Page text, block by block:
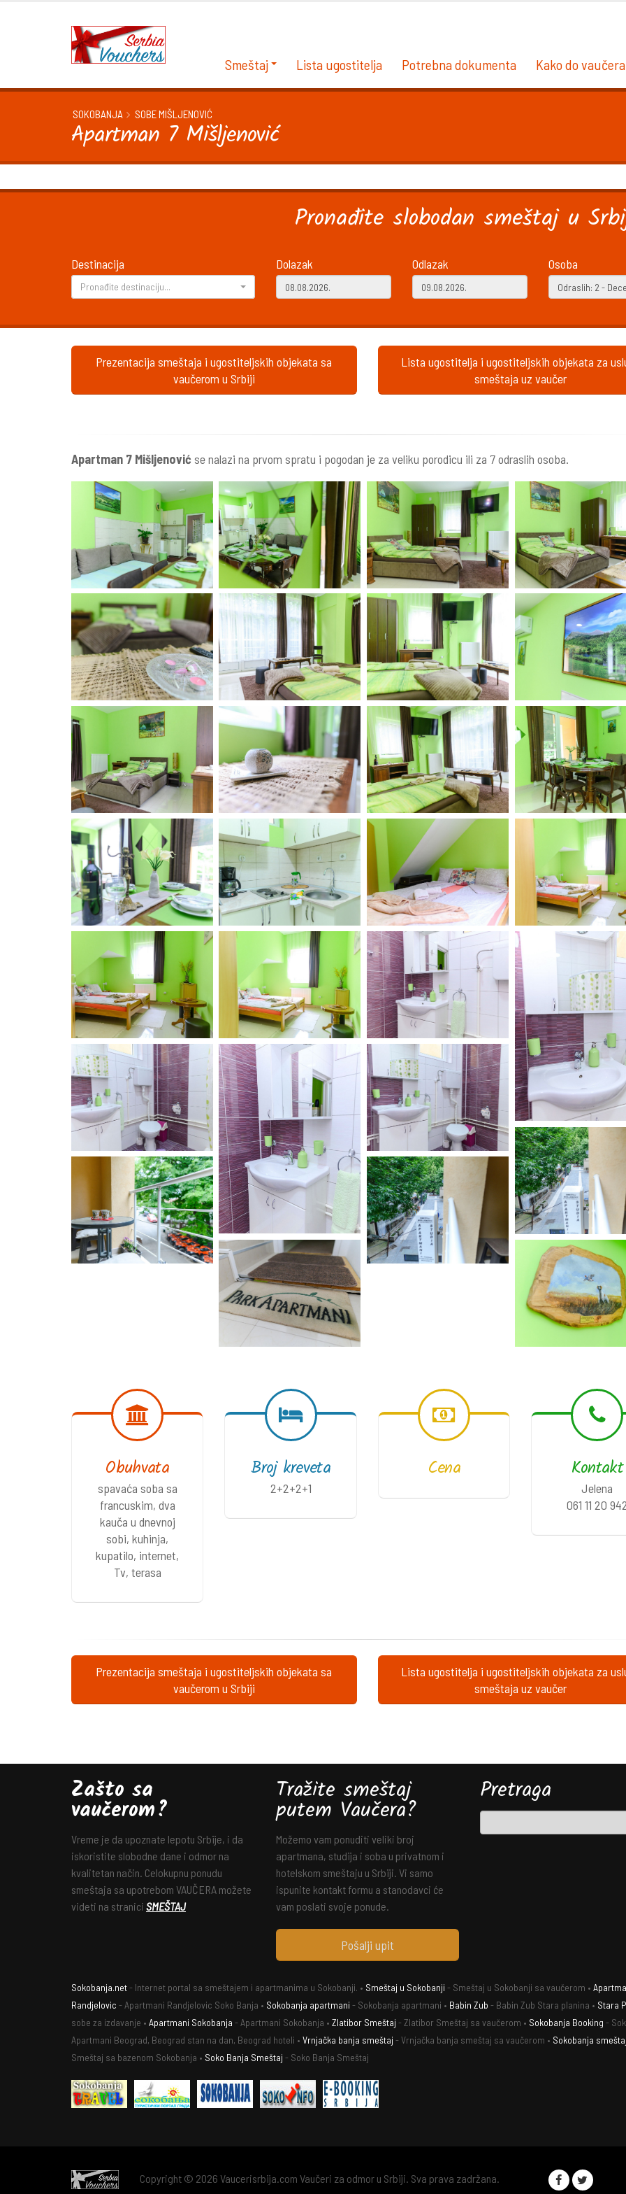
Smeštaj Lista ugostitelja Potrebna dokumenta Kako do vaučera
SOKOBANJA SOBE MIŠLJENOVIĆ
Apartman 7 Mišljenović
Pronađite slobodan smeštaj u
Destinacija
Pronađite destinaciju...
Dolazak Odlazak Osoba
Prezentacija smeštaja i ugostiteljskih objekata sa
vaučerom u Srbiji
Lista ugostitelja i ugostiteljskih objekata za
smeštaja uz vaučer
Apartman 7 Mišljenovićse nalazi na prvom spratu i pogodan je za veliku porodicu ili za 7 odraslih osoba.
Obuhvata
spavaća soba sa
francuskim, dva
kauča u dnevnoj
sobi, kuhinja,
kupatilo, internet,
Tv, terasa
Broj kreveta
2+2+2+1
Cena Kontakt
Jelena
061 11 20
Prezentacija smeštaja i ugostiteljskih objekata sa
vaučerom u Srbiji
Lista ugostitelja i ugostiteljskih objekata za
smeštaja uz vaučer
Zašto sa
vaučerom?
Vreme je da upoznate lepotu Srbije, i da
iskoristite slobodne dane i odmor na
kvalitetan način. Celokupnu ponudu
smeštaja sa upotrebom VAUČERA možete
videti na stranici SMEŠTAJ
Tražite smeštaj
putem Vaučera?
Možemo vam ponuditi veliki broj
apartmana, studija i soba u privatnom i
hotelskom smeštaju u Srbiji. Vi samo
ispunite kontakt formu a stanodavci će
vam poslati svoje ponude.
Pošalji upit
Pretraga
Sokobanja.net- Internet portal sa smeštajem i apartmanima u Sokobanji. • Smeštaj u Sokobanji - Smeštaj u Sokobanji sa vaučerom •
Randjelovic - Apartmani Randjelovic Soko Banja • Sokobanja apartmani - Sokobanja apartmani • Babin Zub - Babin Zub Stara planina • Stara
sobe za izdavanje • Apartmani Sokobanja - Apartmani Sokobanja • Zlatibor Smeštaj - Zlatibor Smeštaj sa vaučerom • Sokobanja Booking -
Apartmani Beograd, Beograd stan na dan, Beograd hoteli • Vrnjačka banja smeštaj - Vrnjačka banja smeštaj sa vaučerom • Sokobanja
Smeštaj sa bazenom Sokobanja • Soko Banja Smeštaj - Soko Banja Smeštaj
Copyright © 2026 Vaucerisrbija.com Vaučeri za odmor u Srbiji. Sva prava zadržana.